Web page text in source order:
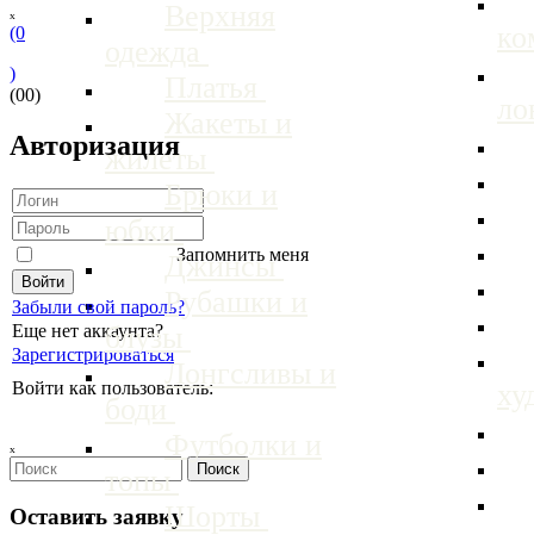
жилеты
Брюки и
юбки
Джинсы
Рубашки и
блузы
Лонгсливы и
топы
Шорты
ₓ
(0
)
(00)
Авторизация
Запомнить меня
Забыли свой пароль?
Еще нет аккаунта?
Зарегистрироваться
Войти как пользователь:
ₓ
Оставить заявку